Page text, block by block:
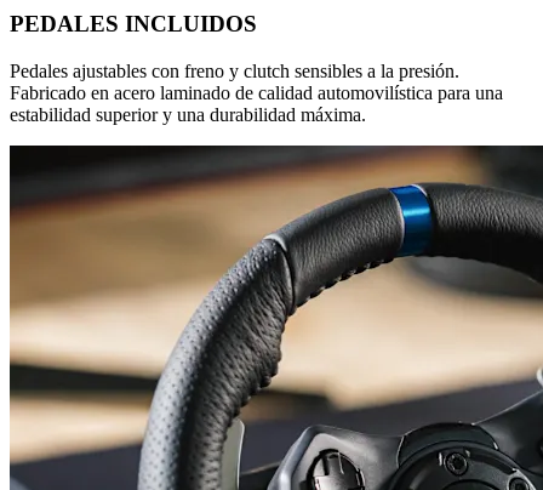
PEDALES INCLUIDOS
Pedales ajustables con freno y clutch sensibles a la presión.
Fabricado en acero laminado de calidad automovilística para una
estabilidad superior y una durabilidad máxima.